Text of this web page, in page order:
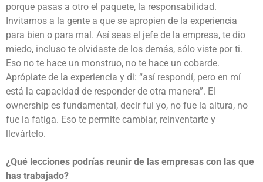
porque pasas a otro el paquete, la responsabilidad.
Invitamos a la gente a que se apropien de la experiencia
para bien o para mal. Así seas el jefe de la empresa, te dio
miedo, incluso te olvidaste de los demás, sólo viste por ti.
Eso no te hace un monstruo, no te hace un cobarde.
Aprópiate de la experiencia y di: “así respondí, pero en mí
está la capacidad de responder de otra manera”. El
ownership es fundamental, decir fui yo, no fue la altura, no
fue la fatiga. Eso te permite cambiar, reinventarte y
llevártelo.
¿Qué lecciones podrías reunir de las empresas con las que
has trabajado?